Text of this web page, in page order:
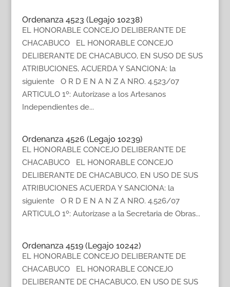
Ordenanza 4523 (Legajo 10238)
EL HONORABLE CONCEJO DELIBERANTE DE
CHACABUCO EL HONORABLE CONCEJO
DELIBERANTE DE CHACABUCO, EN SUSO DE SUS
ATRIBUCIONES, ACUERDA Y SANCIONA: la
siguiente O R D E N A N Z A NRO. 4.523/07
ARTICULO 1º: Autorízase a los Artesanos
Independientes de...
Ordenanza 4526 (Legajo 10239)
EL HONORABLE CONCEJO DELIBERANTE DE
CHACABUCO EL HONORABLE CONCEJO
DELIBERANTE DE CHACABUCO, EN USO DE SUS
ATRIBUCIONES ACUERDA Y SANCIONA: la
siguiente O R D E N A N Z A NRO. 4.526/07
ARTICULO 1º: Autorízase a la Secretaria de Obras...
Ordenanza 4519 (Legajo 10242)
EL HONORABLE CONCEJO DELIBERANTE DE
CHACABUCO EL HONORABLE CONCEJO
DELIBERANTE DE CHACABUCO, EN USO DE SUS